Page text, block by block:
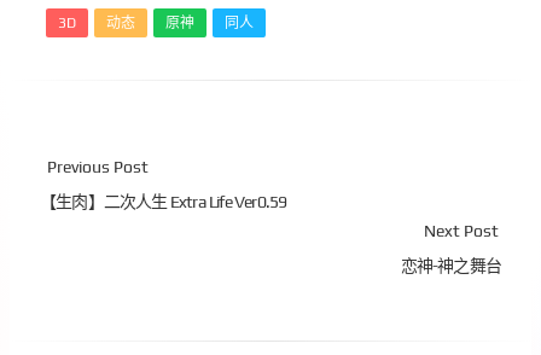
3D 动态 原神 同人
Previous Post
【生肉】二次人生 Extra Life Ver0.59
Next Post
恋神-神之舞台